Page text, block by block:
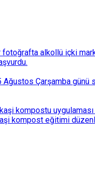
alkollü içki
Çarşamba
kompostu
kompost eğitimi